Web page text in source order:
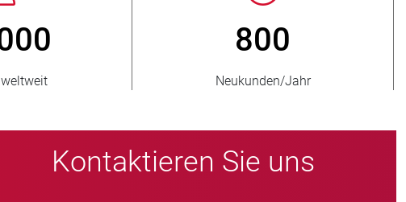
150
belieferte Länder
> 15 000
Quetschventil-Varianten
Kontaktieren Sie uns